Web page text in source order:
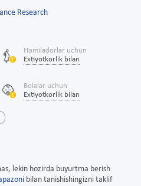
Research
Homiladorlar uchun
Extiyotkorlik bilan
Bolalar uchun
Extiyotkorlik bilan
lekin hozirda buyurtma berish
bilan tanishishingizni taklif